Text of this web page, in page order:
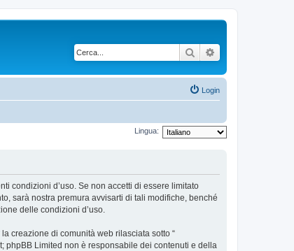
Cerca
Login
Lingua:
condizioni d’uso. Se non accetti di essere limitato
sarà nostra premura avvisarti di tali modifiche, benché
delle condizioni d’uso.
la creazione di comunità web rilasciata sotto “
phpBB Limited non è responsabile dei contenuti e della